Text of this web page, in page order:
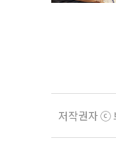
저작권자 ⓒ